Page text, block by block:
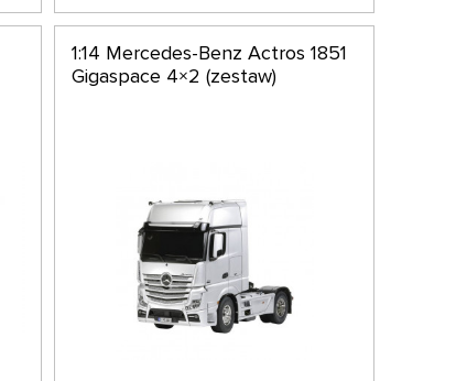
1:14 Mercedes-Benz Actros 1851
Gigaspace 4×2 (zestaw)